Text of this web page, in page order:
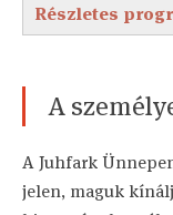
Részletes
A
A Juhfark
jelen, maguk